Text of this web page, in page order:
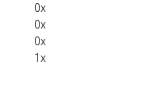
0x
0x
0x
1x